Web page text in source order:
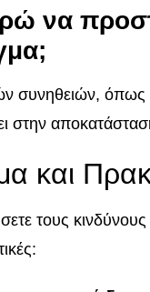
να
συνηθειών,
στην
και
τους